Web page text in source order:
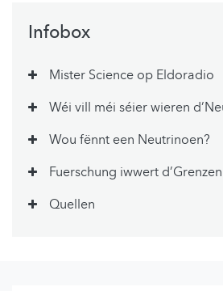
Infobox
Mister Science op Eldoradio
Wéi vill méi séier wieren
Wou fënnt een Neutrinoen?
Fuerschung iwwert
Quellen